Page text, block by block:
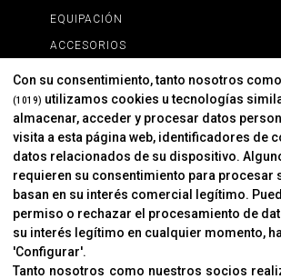
EQUIPACIÓN
ACCESORIOS
PROMOCIONES
NOVEDADES
MARCAS
MARCAS
INFORMACIÓN
Contacto
Con su consentimiento, tanto nosotros como
(1019) utilizamos cookies u tecnologías
almacenar, acceder y procesar datos
visita a esta página web, identificadores de
datos relacionados de su dispositivo.
requieren su consentimiento para procesar
basan en su interés comercial legítimo.
permiso o rechazar el procesamiento de
su interés legítimo en cualquier momento,
'Configurar'.
Tanto nosotros como nuestros socios